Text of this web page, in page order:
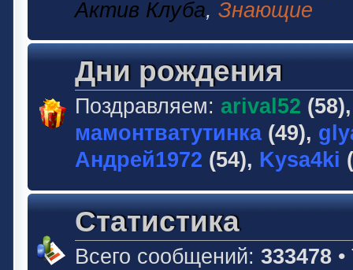
Актив Клуба, Знающие
Дни рождения
Поздравляем: arival52
мамонтватутинка(49),
Андрей1972 (54), Kysa4ki
Статистика
Всего сообщений: 333478